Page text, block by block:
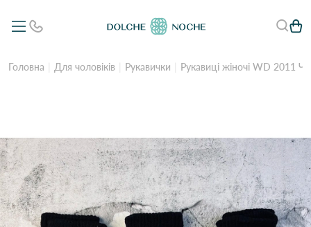
Головна Для чоловіків Рукавички Рукавиці жіночі WD 2011